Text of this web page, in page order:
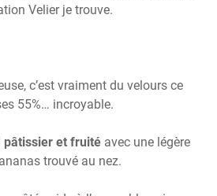
Velier je trouve.
c’est vraiment du velours ce
55%… incroyable.
pâtissier et fruité avec une légère
trouvé au nez.